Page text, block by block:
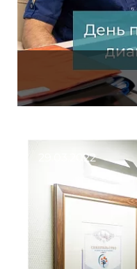
29.03.2022